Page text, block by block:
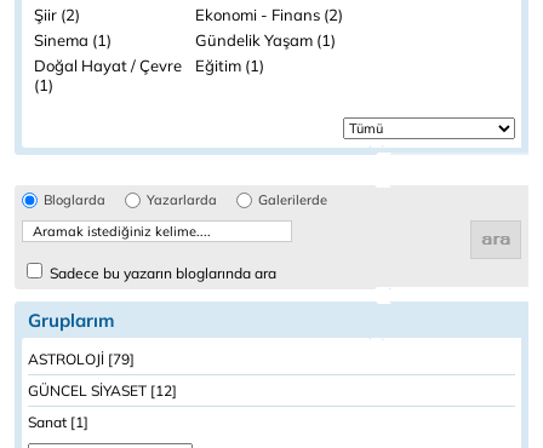
Şiir (2)
Ekonomi - Finans (2)
Sinema (1)
Gündelik Yaşam (1)
Doğal Hayat / Çevre
(1)
Eğitim (1)
Bloglarda Yazarlarda Galerilerde
Sadece bu yazarın bloglarında ara
Gruplarım
ASTROLOJİ [79]
GÜNCEL SİYASET [12]
Sanat [1]